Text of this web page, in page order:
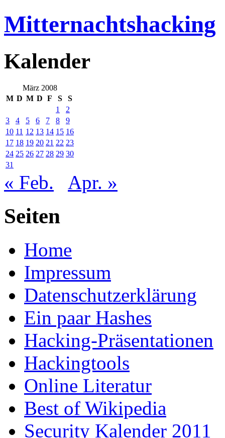
Mitternachtshacking
Kalender
März 2008
M D M D F S
S
1
2
3
4 5 6 7 8
9
10 11 12 13 14 15 16
17 18 19 20 21 22 23
24 25 26 27 28 29 30
31
« Feb. Apr. »
Seiten
Home
Impressum
Datenschutzerklärung
Ein paar Hashes
Hacking-Präsentationen
Hackingtools
Online Literatur
Best of Wikipedia
Security Kalender 2011